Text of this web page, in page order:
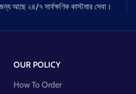
আছে ২৪/৭ সার্বক্ষণিক কাস্টমার সেবা।
OUR POLICY
How To Order